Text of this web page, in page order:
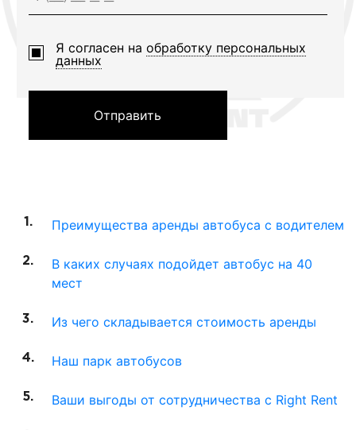
Я согласен на обработку персональных
данных
Отправить
Преимущества аренды автобуса с водителем
В каких случаях подойдет автобус на 40
мест
Из чего складывается стоимость аренды
Наш парк автобусов
Ваши выгоды от сотрудничества с Right Rent